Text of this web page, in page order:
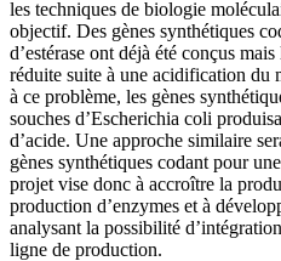
les techniques de biologie
objectif. Des gènes synthétiques
d’estérase ont déjà été conçus
réduite suite à une acidification du
à ce problème, les gènes
souches d’Escherichia coli
d’acide. Une approche similaire
gènes synthétiques codant pour
projet vise donc à accroître la
production d’enzymes et à
analysant la possibilité
ligne de production.